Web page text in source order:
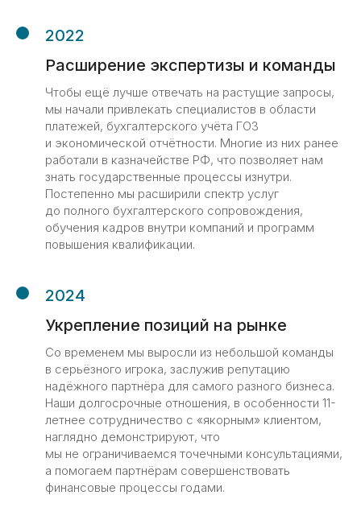
2022
Расширение экспертизы и команды
Чтобы ещё лучше отвечать на растущие запросы,
мы начали привлекать специалистов в области
платежей, бухгалтерского учёта ГОЗ
и экономической отчётности. Многие из них ранее
работали в казначействе РФ, что позволяет нам
знать государственные процессы изнутри.
Постепенно мы расширили спектр услуг
до полного бухгалтерского сопровождения,
обучения кадров внутри компаний и программ
повышения квалификации.
2024
Укрепление позиций на рынке
Со временем мы выросли из небольшой команды
в серьёзного игрока, заслужив репутацию
надёжного партнёра для самого разного бизнеса.
Наши долгосрочные отношения, в особенности 11-
летнее сотрудничество с «якорным» клиентом,
наглядно демонстрируют, что
мы не ограничиваемся точечными консультациями,
а помогаем партнёрам совершенствовать
финансовые процессы годами.